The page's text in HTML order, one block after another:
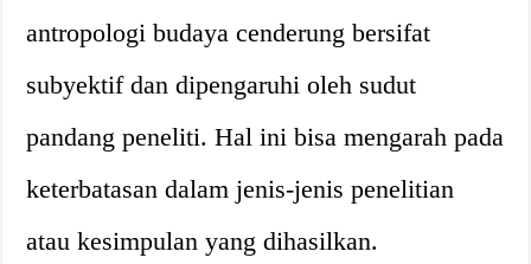
antropologi budaya cenderung bersifat
subyektif dan dipengaruhi oleh sudut
pandang peneliti. Hal ini bisa mengarah pada
keterbatasan dalam jenis-jenis penelitian
atau kesimpulan yang dihasilkan.